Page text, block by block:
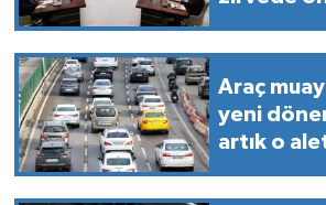
Araç
yeni
artık o